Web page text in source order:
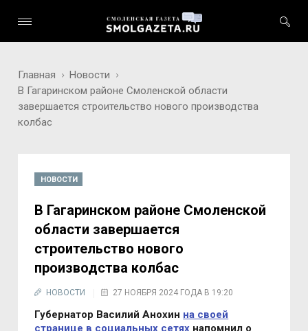
Главная
Новости
В Гагаринском районе Смоленской области
завершается строительство нового производства
колбас
НОВОСТИ
В Гагаринском районе Смоленской
области завершается
строительство нового
производства колбас
НОВОСТИ 27 НОЯБРЯ 2024 ГОДА В 19:20
Губернатор Василий Анохин на своей
странице в социальных сетях напомнил о